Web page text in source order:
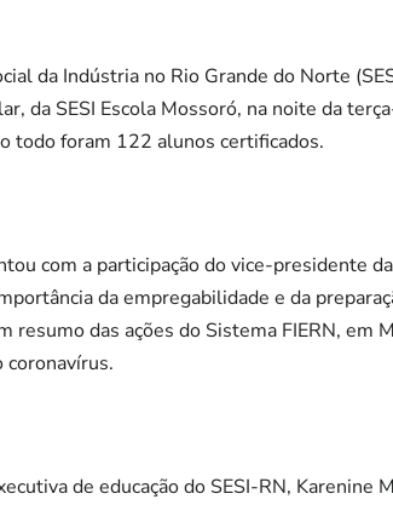
da Indústria no Rio Grande do Norte
da SESI Escola Mossoró, na noite da
todo foram 122 alunos certificados.
com a participação do vice-presidente
da empregabilidade e da
resumo das ações do Sistema FIERN, em
coronavírus.
de educação do SESI-RN, Karenine